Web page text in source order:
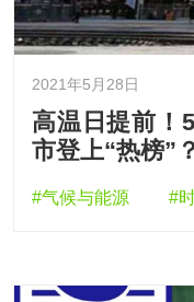
2021年5月28日
高温日提前！
市登上“热榜”？
#气候与能源 #